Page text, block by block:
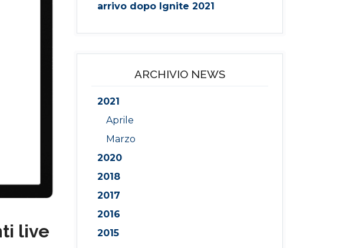
live
arrivo dopo Ignite 2021
ARCHIVIO NEWS
2021
Aprile
Marzo
2020
2018
2017
2016
2015